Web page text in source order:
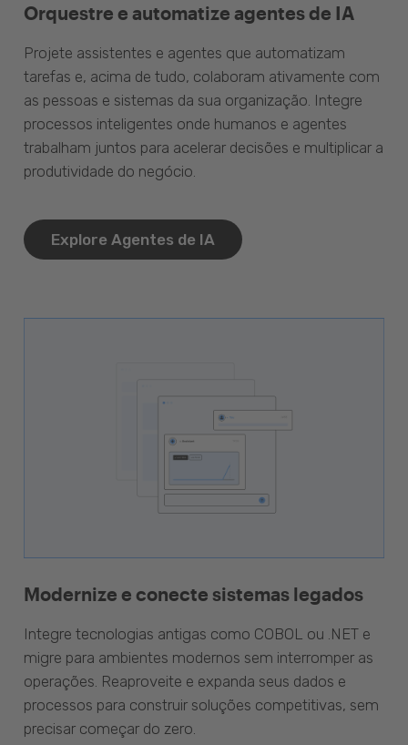
Orquestre e automatize agentes de IA
Projete assistentes e agentes que automatizam
tarefas e, acima de tudo, colaboram ativamente com
as pessoas e sistemas da sua organização. Integre
processos inteligentes onde humanos e agentes
trabalham juntos para acelerar decisões e multiplicar a
produtividade do negócio.
Explore Agentes de IA
Modernize e conecte sistemas legados
Integre tecnologias antigas como COBOL ou .NET e
migre para ambientes modernos sem interromper as
operações. Reaproveite e expanda seus dados e
processos para construir soluções competitivas, sem
precisar começar do zero.